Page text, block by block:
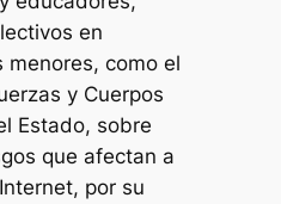
en
menores, como el
y Cuerpos
Estado, sobre
que afectan a
por su